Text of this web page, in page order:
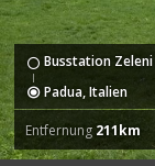
Busstation
Padua, Italien
Entfernung 211km